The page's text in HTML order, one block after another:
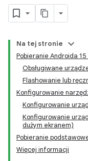
Na tej stronie
Pobieranie Androida
Obsługiwane
Flashowanie lub
Konfigurowanie
Konfigurowanie
Konfigurowanie
dużym ekranem)
Pobieranie
Więcej informacji